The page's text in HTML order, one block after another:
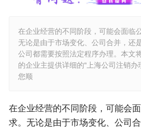
在企业经营的不同阶段，可能会面临
无论是由于市场变化、公司合并，还
公司都需要按照法定程序办理。本文
的企业主提供详细的“上海公司注销办
您顺
在企业经营的不同阶段，可能会
求。无论是由于市场变化、公司